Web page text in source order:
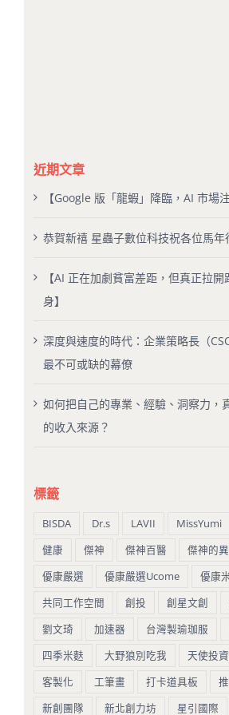
近期文章
【Google 版「龍蝦」降臨，AI 市場
恭賀新禧 星蟲子數位科技祝各位馬年
【AI 正在加劇貧富差距，但真正拉
身】
深度與速度的時代：企業策略長（
最不可或缺的幕僚
如何把自己的專業、經驗、洞察力，
的收入來源？
標籤
BISDA Dr.s LAVII MissYumi
健康
傑神 傑神百醫
傑神的
優康嚴選
優康嚴選Ucome
優康
共同工作空間
創投 創星文創
劉文琦
加速器 台灣製瑜珈服
四季米麩
大野狼別吃我 天使投資
客製化
工筆畫 打卡道具板
新創團隊
新北創力坊 星引國際